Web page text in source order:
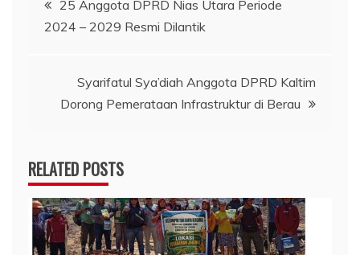
pos
25 Anggota DPRD Nias Utara Periode
2024 – 2029 Resmi Dilantik
Syarifatul Sya’diah Anggota DPRD Kaltim
Dorong Pemerataan Infrastruktur di Berau
RELATED POSTS